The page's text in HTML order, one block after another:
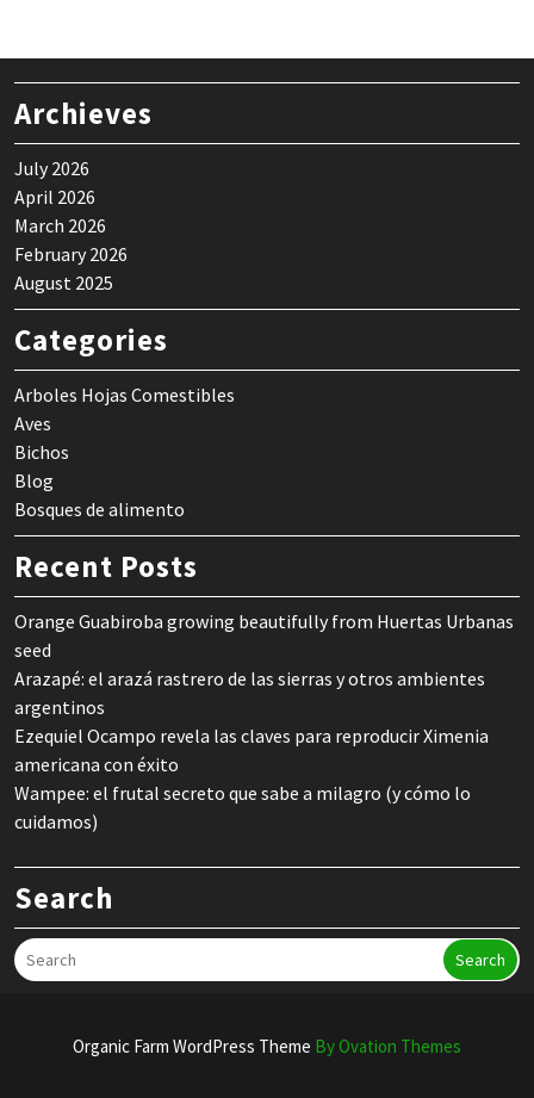
Archieves
July 2026
April 2026
March 2026
February 2026
August 2025
Categories
Arboles Hojas Comestibles
Aves
Bichos
Blog
Bosques de alimento
Recent Posts
Orange Guabiroba growing beautifully from Huertas Urbanas
seed
Arazapé: el arazá rastrero de las sierras y otros ambientes
argentinos
Ezequiel Ocampo revela las claves para reproducir Ximenia
americana con éxito
Wampee: el frutal secreto que sabe a milagro (y cómo lo
cuidamos)
Search
Search
Organic Farm WordPress Theme By Ovation Themes